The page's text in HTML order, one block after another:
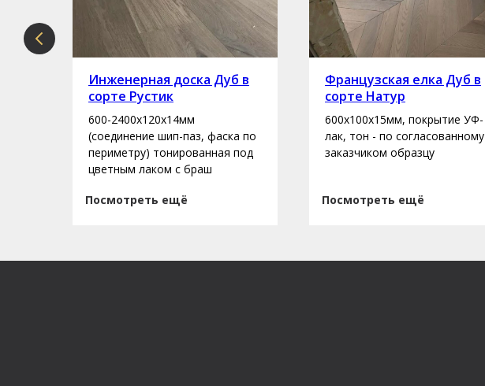
Инженерная доска Дуб в
сорте Рустик
600-2400х120х14мм
(соединение шип-паз, фаска по
периметру) тонированная под
цветным лаком с браш
Посмотреть ещё
Французская елка Дуб в
сорте Натур
600х100х15мм, покрытие УФ-
лак, тон - по согласованному
заказчиком образцу
Посмотреть ещё